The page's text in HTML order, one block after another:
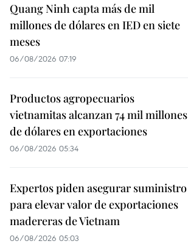
Quang Ninh capta más de mil
millones de dólares en IED en siete
meses
06/08/2026 07:19
Productos agropecuarios
vietnamitas alcanzan 74 mil millones
de dólares en exportaciones
06/08/2026 05:34
Expertos piden asegurar suministro
para elevar valor de exportaciones
madereras de Vietnam
06/08/2026 05:03